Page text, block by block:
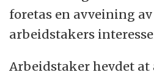
foretas en avveining
arbeidstakers
Arbeidstaker hevdet